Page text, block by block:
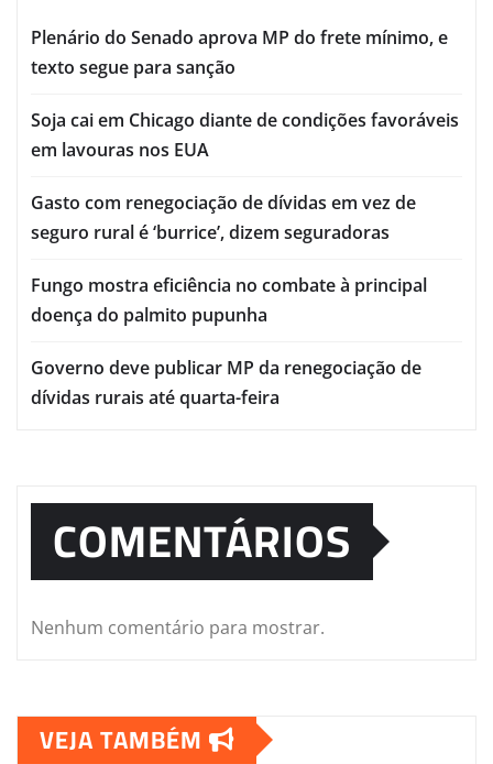
Plenário do Senado aprova MP do frete mínimo, e
texto segue para sanção
Soja cai em Chicago diante de condições favoráveis
em lavouras nos EUA
Gasto com renegociação de dívidas em vez de
seguro rural é ‘burrice’, dizem seguradoras
Fungo mostra eficiência no combate à principal
doença do palmito pupunha
Governo deve publicar MP da renegociação de
dívidas rurais até quarta-feira
COMENTÁRIOS
Nenhum comentário para mostrar.
VEJA TAMBÉM